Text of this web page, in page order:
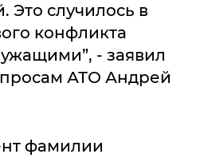
Это случилось в
конфликта
- заявил
АТО Андрей
фамилии